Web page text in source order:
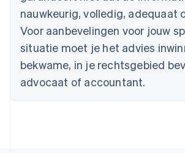
nauwkeurig, volledig, adequaat
Voor aanbevelingen voor jouw
situatie moet je het advies
bekwame, in je rechtsgebied
advocaat of accountant.
English
English Français
Cyprus
Denemarken
English